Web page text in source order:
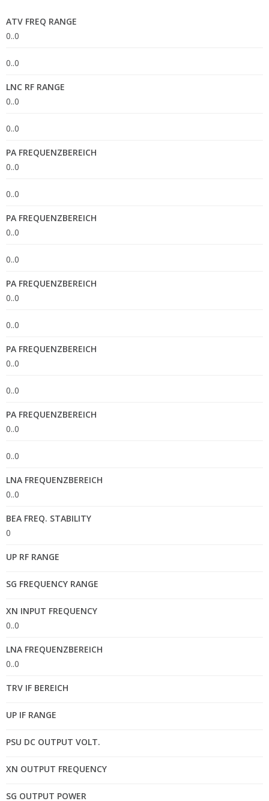
ATV FREQ RANGE
0..0
0..0
LNC RF RANGE
0..0
0..0
PA FREQUENZBEREICH
0..0
0..0
PA FREQUENZBEREICH
0..0
0..0
PA FREQUENZBEREICH
0..0
0..0
PA FREQUENZBEREICH
0..0
0..0
PA FREQUENZBEREICH
0..0
0..0
LNA FREQUENZBEREICH
0..0
BEA FREQ. STABILITY
0
UP RF RANGE
SG FREQUENCY RANGE
XN INPUT FREQUENCY
0..0
LNA FREQUENZBEREICH
0..0
TRV IF BEREICH
UP IF RANGE
PSU DC OUTPUT VOLT.
XN OUTPUT FREQUENCY
SG OUTPUT POWER